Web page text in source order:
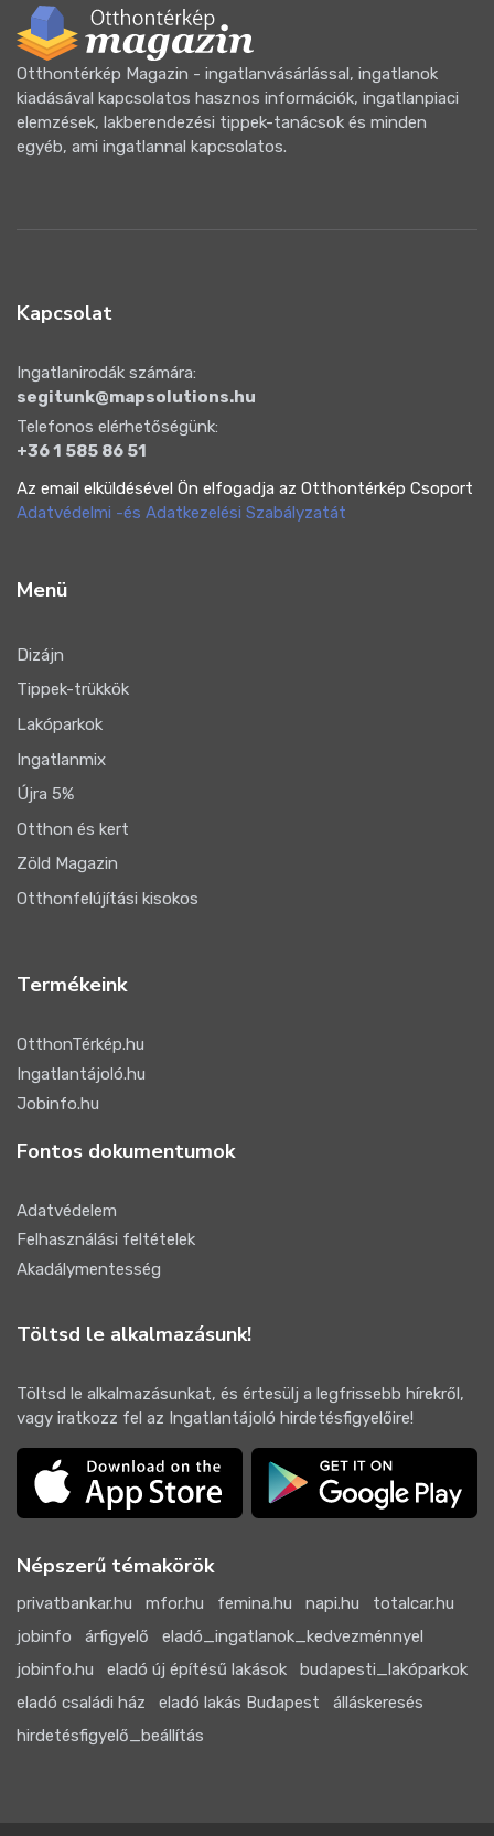
Otthontérkép Magazin - ingatlanvásárlással, ingatlanok
kiadásával kapcsolatos hasznos információk, ingatlanpiaci
elemzések, lakberendezési tippek-tanácsok és minden
egyéb, ami ingatlannal kapcsolatos.
Kapcsolat
Ingatlanirodák számára:
segitunk@mapsolutions.hu
Telefonos elérhetőségünk:
+36 1 585 86 51
Az email elküldésével Ön elfogadja az Otthontérkép Csoport
Adatvédelmi -és Adatkezelési Szabályzatát
Menü
Dizájn
Tippek-trükkök
Lakóparkok
Ingatlanmix
Újra 5%
Otthon és kert
Zöld Magazin
Otthonfelújítási kisokos
Termékeink
OtthonTérkép.hu
Ingatlantájoló.hu
Jobinfo.hu
Fontos dokumentumok
Adatvédelem
Felhasználási feltételek
Akadálymentesség
Töltsd le alkalmazásunk!
Töltsd le alkalmazásunkat, és értesülj a legfrissebb hírekről,
vagy iratkozz fel az Ingatlantájoló hirdetésfigyelőire!
Népszerű témakörök
privatbankar.hu mfor.hu femina.hu napi.hu
totalcar.hu
jobinfo
árfigyelő
eladó_ingatlanok_kedvezménnyel
jobinfo.hu
eladó új építésű lakások
budapesti_lakóparkok
eladó családi ház
eladó lakás Budapest
álláskeresés
hirdetésfigyelő_beállítás